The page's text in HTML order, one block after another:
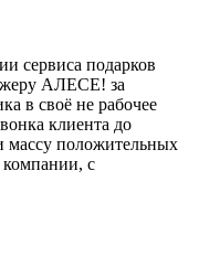
сервиса подарков
АЛЕСЕ! за
в своё не рабочее
клиента до
массу положительных
с